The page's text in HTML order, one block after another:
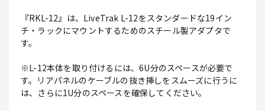
『RKL-12』は、LiveTrak L-12をスタンダードな19イン
チ・ラックにマウントするためのスチール製アダプタで
す。
※L-12本体を取り付けるには、6U分のスペースが必要で
す。リアパネルのケーブルの抜き挿しをスムーズに行うに
は、さらに1U分のスペースを確保してください。